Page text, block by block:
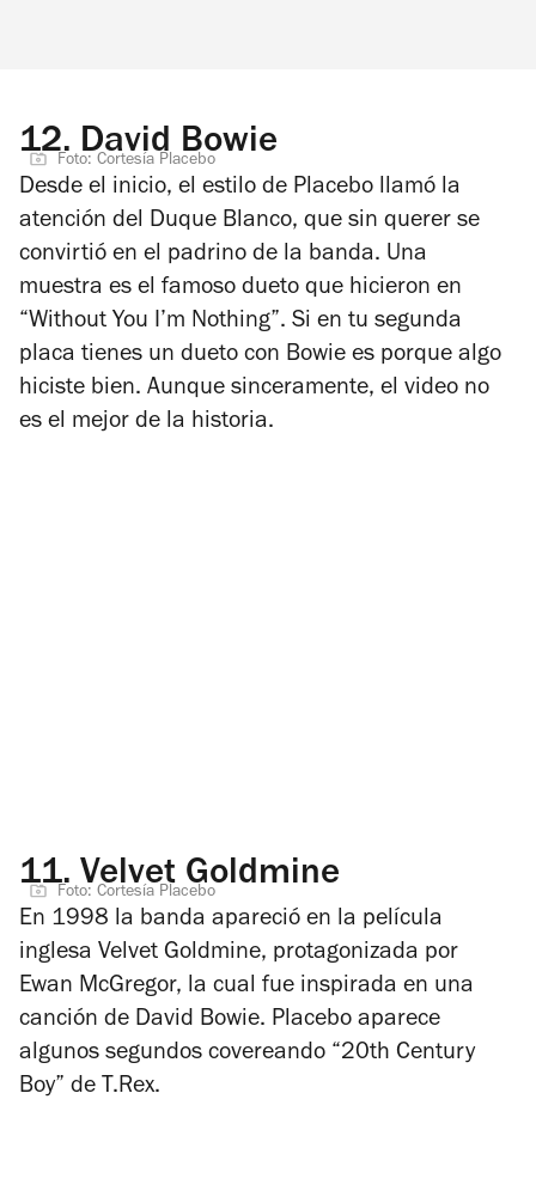
12.David Bowie
Foto: Cortesía Placebo
Desde el inicio, el estilo de Placebo llamó la
atención del Duque Blanco, que sin querer se
convirtió en el padrino de la banda. Una
muestra es el famoso dueto que hicieron en
“Without You I’m Nothing”. Si en tu segunda
placa tienes un dueto con Bowie es porque algo
hiciste bien. Aunque sinceramente, el video no
es el mejor de la historia.
11.Velvet Goldmine
Foto: Cortesía Placebo
En 1998 la banda apareció en la película
inglesa Velvet Goldmine, protagonizada por
Ewan McGregor, la cual fue inspirada en una
canción de David Bowie. Placebo aparece
algunos segundos covereando “20th Century
Boy” de T.Rex.